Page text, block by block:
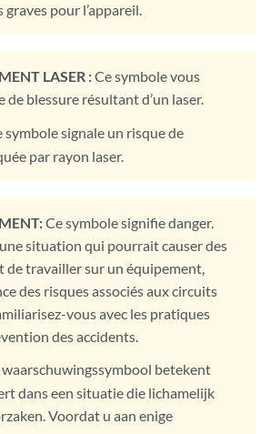
pour l’appareil.
LASER :Ce symbole vous
blessure résultant d’un laser.
symbole signale un risque de
par rayon laser.
Ce symbole signifie danger.
situation qui pourrait causer des
de travailler sur un équipement,
des risques associés aux circuits
vous avec les pratiques
des accidents.
betekent
dans een situatie die lichamelijk
Voordat u aan enige